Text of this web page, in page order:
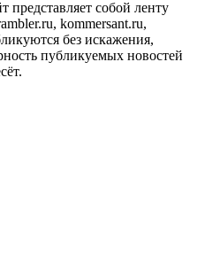
представляет собой ленту
kommersant.ru,
без искажения,
публикуемых новостей